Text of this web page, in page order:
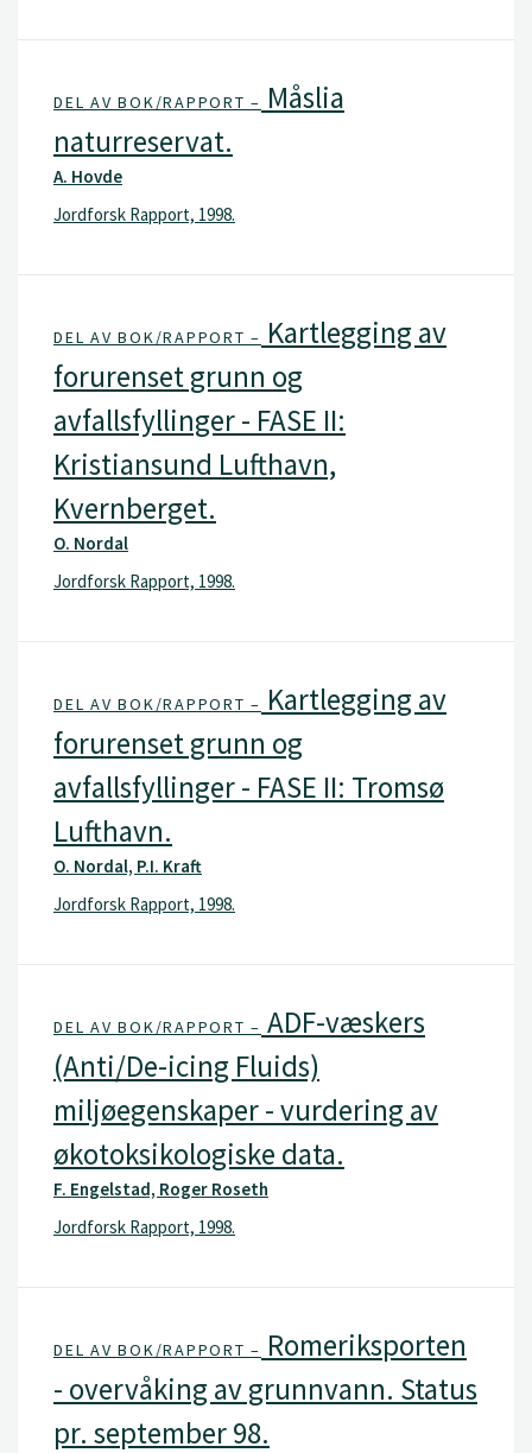
DEL AV BOK/RAPPORT – Måslia
naturreservat.
A. Hovde
Jordforsk Rapport, 1998.
DEL AV BOK/RAPPORT – Kartlegging av
forurenset grunn og
avfallsfyllinger - FASE II:
Kristiansund Lufthavn,
Kvernberget.
O. Nordal
Jordforsk Rapport, 1998.
DEL AV BOK/RAPPORT – Kartlegging av
forurenset grunn og
avfallsfyllinger - FASE II: Tromsø
Lufthavn.
O. Nordal, P.I. Kraft
Jordforsk Rapport, 1998.
DEL AV BOK/RAPPORT – ADF-væskers
(Anti/De-icing Fluids)
miljøegenskaper - vurdering av
økotoksikologiske data.
F. Engelstad, Roger Roseth
Jordforsk Rapport, 1998.
DEL AV BOK/RAPPORT – Romeriksporten
- overvåking av grunnvann. Status
pr. september 98.